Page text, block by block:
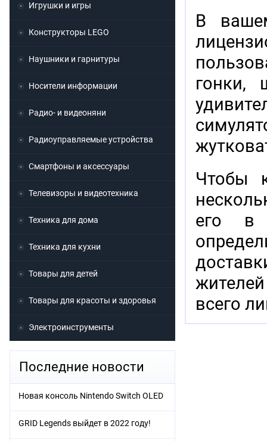
В
гонки,
Чтобы
его в
всего
Игрушки и игры
Конструкторы LEGO
Наушники и гарнитуры
Носители информации
Радио- и видеоняни
Радиоуправляемые устройства
Смартфоны и аксессуары
Телевизоры и видеотехника
Техника для дома
Техника для кухни
Товары для детей
Товары для красоты и здоровья
Электроинструменты
Последние новости
Новая консоль Nintendo Switch OLED
GRID Legends выйдет в 2022 году!